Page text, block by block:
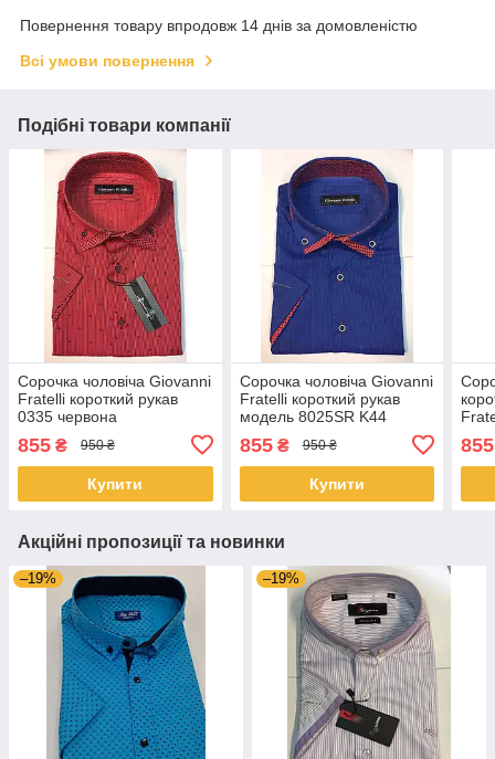
Повернення товару впродовж 14 днів за домовленістю
Всі умови повернення
Подібні товари компанії
Сорочка чоловіча Giovanni
Fratelli короткий рукав
0335 червона
855 ₴ 950 ₴
Купити
Сорочка чоловіча Giovanni
Fratelli короткий рукав
модель 8025SR K44
855₴ 950 ₴
Купити
855
Акційні пропозиції та новинки
–19% –19%